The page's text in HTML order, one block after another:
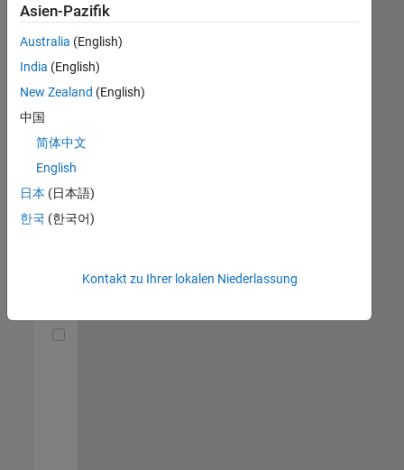
Account
Manager -
Commercial
(m/f/d)
DE-München
Senior Utilities and Energy Market Developer (m/f/d)
and Energy
Market
Developer
Marketing |
Asien-Pazifik
Australia (English)
India (English)
New Zealand (English)
中国
简体中文
English
日本 (日本語)
한국 (한국어)
Kontakt zu Ihrer lokalen Niederlassung